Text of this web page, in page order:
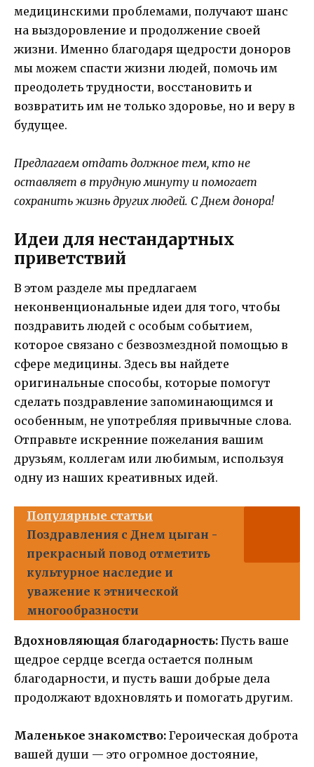
медицинскими проблемами, получают шанс
на выздоровление и продолжение своей
жизни. Именно благодаря щедрости доноров
мы можем спасти жизни людей, помочь им
преодолеть трудности, восстановить и
возвратить им не только здоровье, но и веру в
будущее.
Предлагаем отдать должное тем, кто не
оставляет в трудную минуту и помогает
сохранить жизнь других людей. С Днем донора!
Идеи для нестандартных
приветствий
В этом разделе мы предлагаем
неконвенциональные идеи для того, чтобы
поздравить людей с особым событием,
которое связано с безвозмездной помощью в
сфере медицины. Здесь вы найдете
оригинальные способы, которые помогут
сделать поздравление запоминающимся и
особенным, не употребляя привычные слова.
Отправьте искренние пожелания вашим
друзьям, коллегам или любимым, используя
одну из наших креативных идей.
Популярные статьи
Поздравления с Днем цыган -
прекрасный повод отметить
культурное наследие и
уважение к этнической
многообразности
Вдохновляющая благодарность: Пусть ваше
щедрое сердце всегда остается полным
благодарности, и пусть ваши добрые дела
продолжают вдохновлять и помогать другим.
Маленькое знакомство: Героическая доброта
вашей души — это огромное достояние,